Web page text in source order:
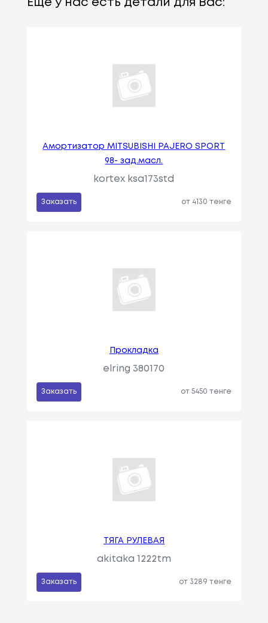
Еще у нас есть детали для Вас:
Амортизатор MITSUBISHI PAJERO SPORT
98- зад.масл.
kortex ksa173std
Заказать от 4130 тенге
Прокладкa
elring 380170
Заказать от 5450 тенге
ТЯГА РУЛЕВАЯ
akitaka 1222tm
Заказать от 3289 тенге